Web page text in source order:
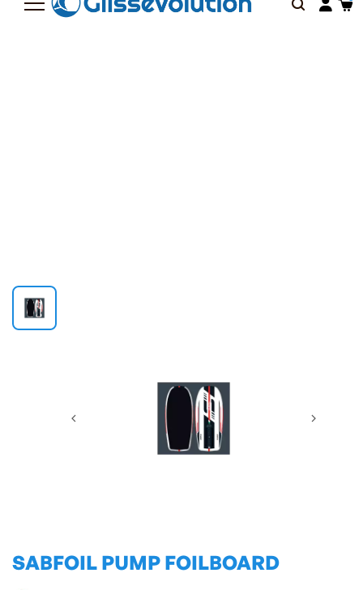
SABFOIL PUMP FOILBOARD